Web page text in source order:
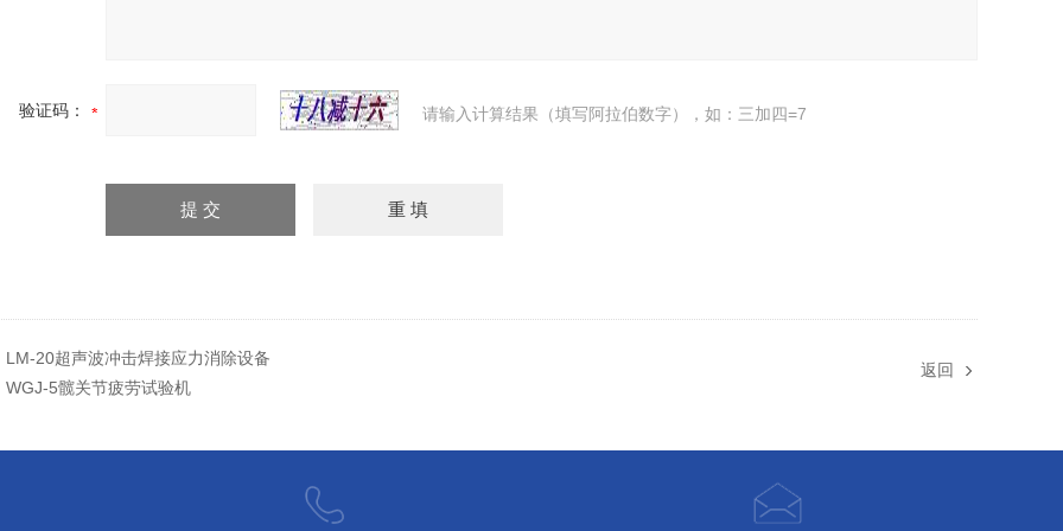
验证码： 请输入计算结果（填写阿拉伯数字），如：三加四=7
LM-20超声波冲击焊接应力消除设备
WGJ-5髋关节疲劳试验机
返回